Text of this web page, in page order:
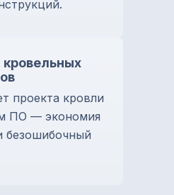
кровельных
проекта кровли
ПО — экономия
безошибочный